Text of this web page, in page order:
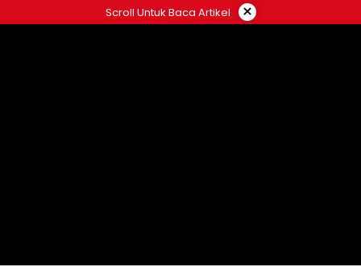
to
Scroll Untuk Baca Artikel ×